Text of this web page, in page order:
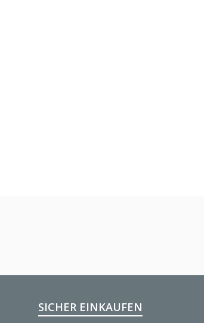
SICHER EINKAUFEN